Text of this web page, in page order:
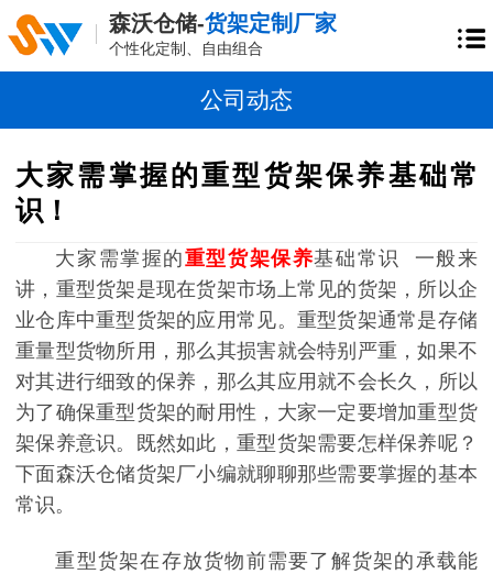
森沃仓储-货架定制厂家
个性化定制、自由组合
公司动态
大家需掌握的重型货架保养基础常
识！
大家需掌握的重型货架保养基础常识 一般来
讲，重型货架是现在货架市场上常见的货架，所以企
业仓库中重型货架的应用常见。重型货架通常是存储
重量型货物所用，那么其损害就会特别严重，如果不
对其进行细致的保养，那么其应用就不会长久，所以
为了确保重型货架的耐用性，大家一定要增加重型货
架保养意识。既然如此，重型货架需要怎样保养呢？
下面森沃仓储货架厂小编就聊聊那些需要掌握的基本
常识。
重型货架在存放货物前需要了解货架的承载能